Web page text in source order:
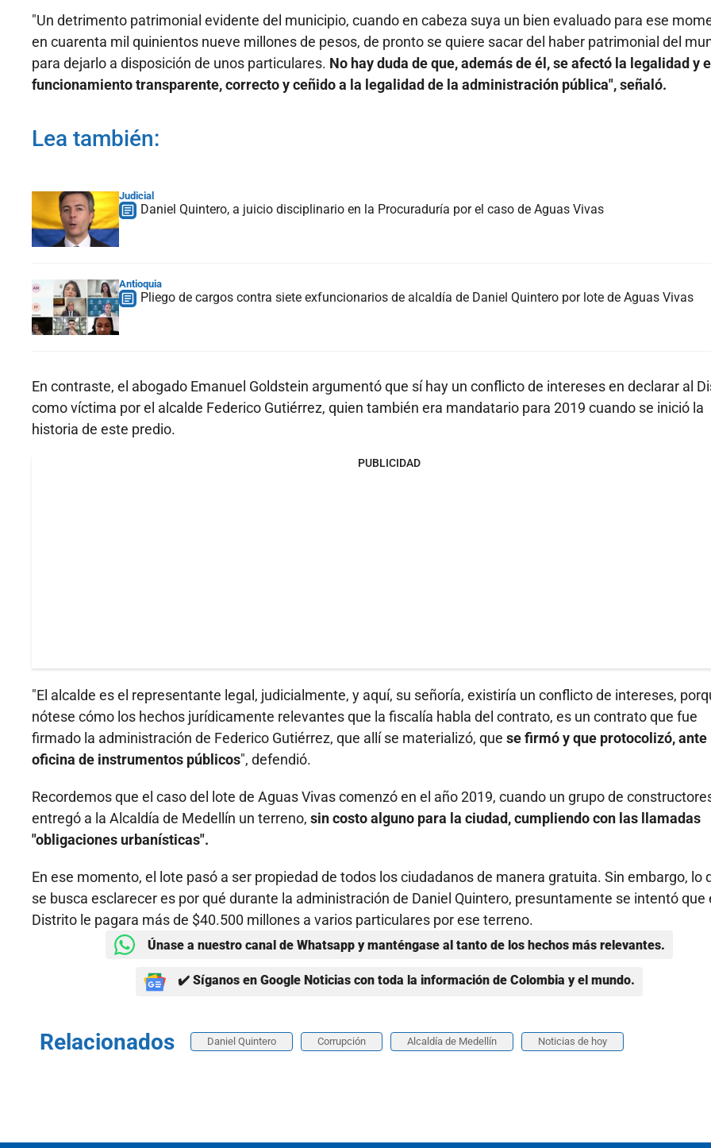
"Un detrimento patrimonial evidente del municipio, cuando en cabeza suya un bien evaluado para ese
en cuarenta mil quinientos nueve millones de pesos, de pronto se quiere sacar del haber patrimonial del
para dejarlo a disposición de unos particulares. No hay duda de que, además de él, se afectó la legalidad y el
funcionamiento transparente, correcto y ceñido a la legalidad de la administración pública", señaló.
Lea también:
Judicial
Daniel Quintero, a juicio disciplinario en la Procuraduría por el caso de Aguas Vivas
Antioquia
Pliego de cargos contra siete exfuncionarios de alcaldía de Daniel Quintero por lote de Aguas Vivas
En contraste, el abogado Emanuel Goldstein argumentó que sí hay un conflicto de intereses en declarar al
como víctima por el alcalde Federico Gutiérrez, quien también era mandatario para 2019 cuando se inició la
historia de este predio.
PUBLICIDAD
"El alcalde es el representante legal, judicialmente, y aquí, su señoría, existiría un conflicto de intereses,
nótese cómo los hechos jurídicamente relevantes que la fiscalía habla del contrato, es un contrato que fue
firmado la administración de Federico Gutiérrez, que allí se materializó, que se firmó y que protocolizó, ante
oficina de instrumentos públicos", defendió.
Recordemos que el caso del lote de Aguas Vivas comenzó en el año 2019, cuando un grupo de
entregó a la Alcaldía de Medellín un terreno, sin costo alguno para la ciudad, cumpliendo con las llamadas
"obligaciones urbanísticas".
En ese momento, el lote pasó a ser propiedad de todos los ciudadanos de manera gratuita. Sin embargo, lo
se busca esclarecer es por qué durante la administración de Daniel Quintero, presuntamente se intentó que
Distrito le pagara más de $40.500 millones a varios particulares por ese terreno.
Únase a nuestro canal de Whatsapp y manténgase al tanto de los hechos más relevantes.
✔️ Síganos en Google Noticias con toda la información de Colombia y el mundo.
Relacionados Daniel Quintero Corrupción Alcaldía de Medellín Noticias de hoy